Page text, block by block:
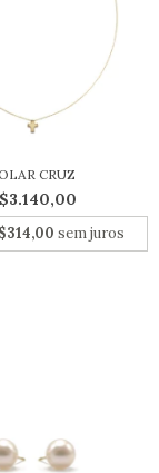
CRUZ
sem juros